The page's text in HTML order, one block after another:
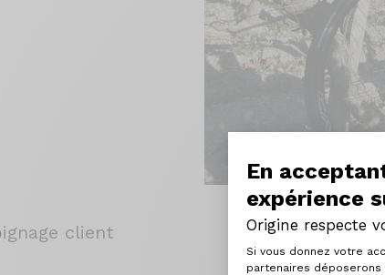
En
expérience
Origine respecte
Plateforme
Si vous donnez votre
partenaires
client